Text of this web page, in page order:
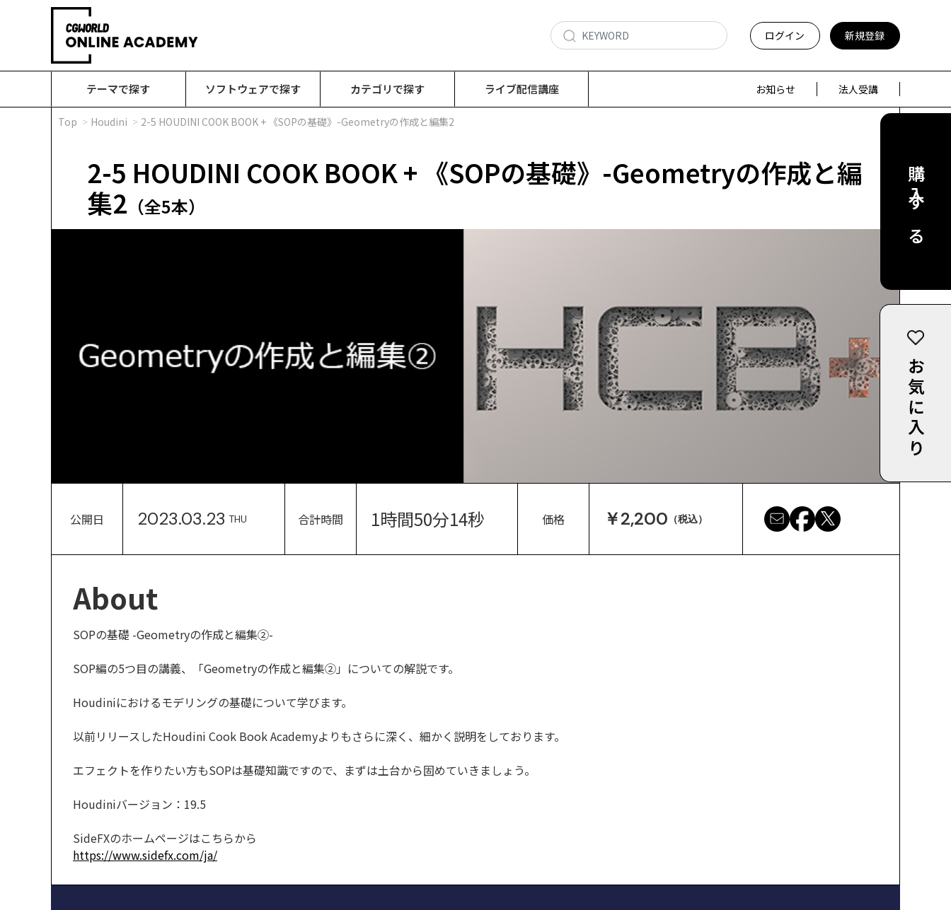
ログイン 新規登録
テーマで探す ソフトウェアで探す カテゴリで探す ライブ配信講座 お知らせ 法人受講
Top Houdini 2-5 HOUDINI COOK BOOK + 《SOPの基礎》-Geometryの作成と編集2
2-5 HOUDINI COOK BOOK + 《SOPの基礎》-Geometryの作成と編
集2 （全5本）
公開日 2023.03.23 THU 合計時間 1時間50分14秒 価格 ￥2,200 （税込）
About
SOPの基礎 -Geometryの作成と編集②-
SOP編の5つ目の講義、「Geometryの作成と編集②」についての解説です。
Houdiniにおけるモデリングの基礎について学びます。
以前リリースしたHoudini Cook Book Academyよりもさらに深く、細かく説明をしております。
エフェクトを作りたい方もSOPは基礎知識ですので、まずは土台から固めていきましょう。
Houdiniバージョン：19.5
SideFXのホームページはこちらから
https://www.sidefx.com/ja/
購入する
お気に入り